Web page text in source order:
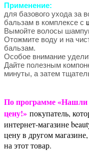
Применение:
для базового ухода за
бальзам в комплексе с
Вымойте волосы
Отожмите воду и на
бальзам.
Особое внимание
Дайте полезным
минуты, а затем
По программе
цену!» покупатель,
интернет-магазине
цену в другом
на этот товар.